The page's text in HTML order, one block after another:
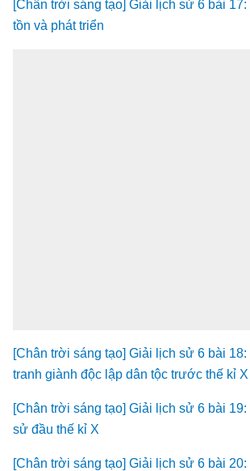
[Chân trời sáng tạo] Giải lịch sử 6 bài
tồn và phát triển
[Chân trời sáng tạo] Giải lịch sử 6 bài
tranh giành độc lập dân tộc trước thế kỉ X
[Chân trời sáng tạo] Giải lịch sử 6 bài
sử đầu thế kỉ X
[Chân trời sáng tạo] Giải lịch sử 6 bài